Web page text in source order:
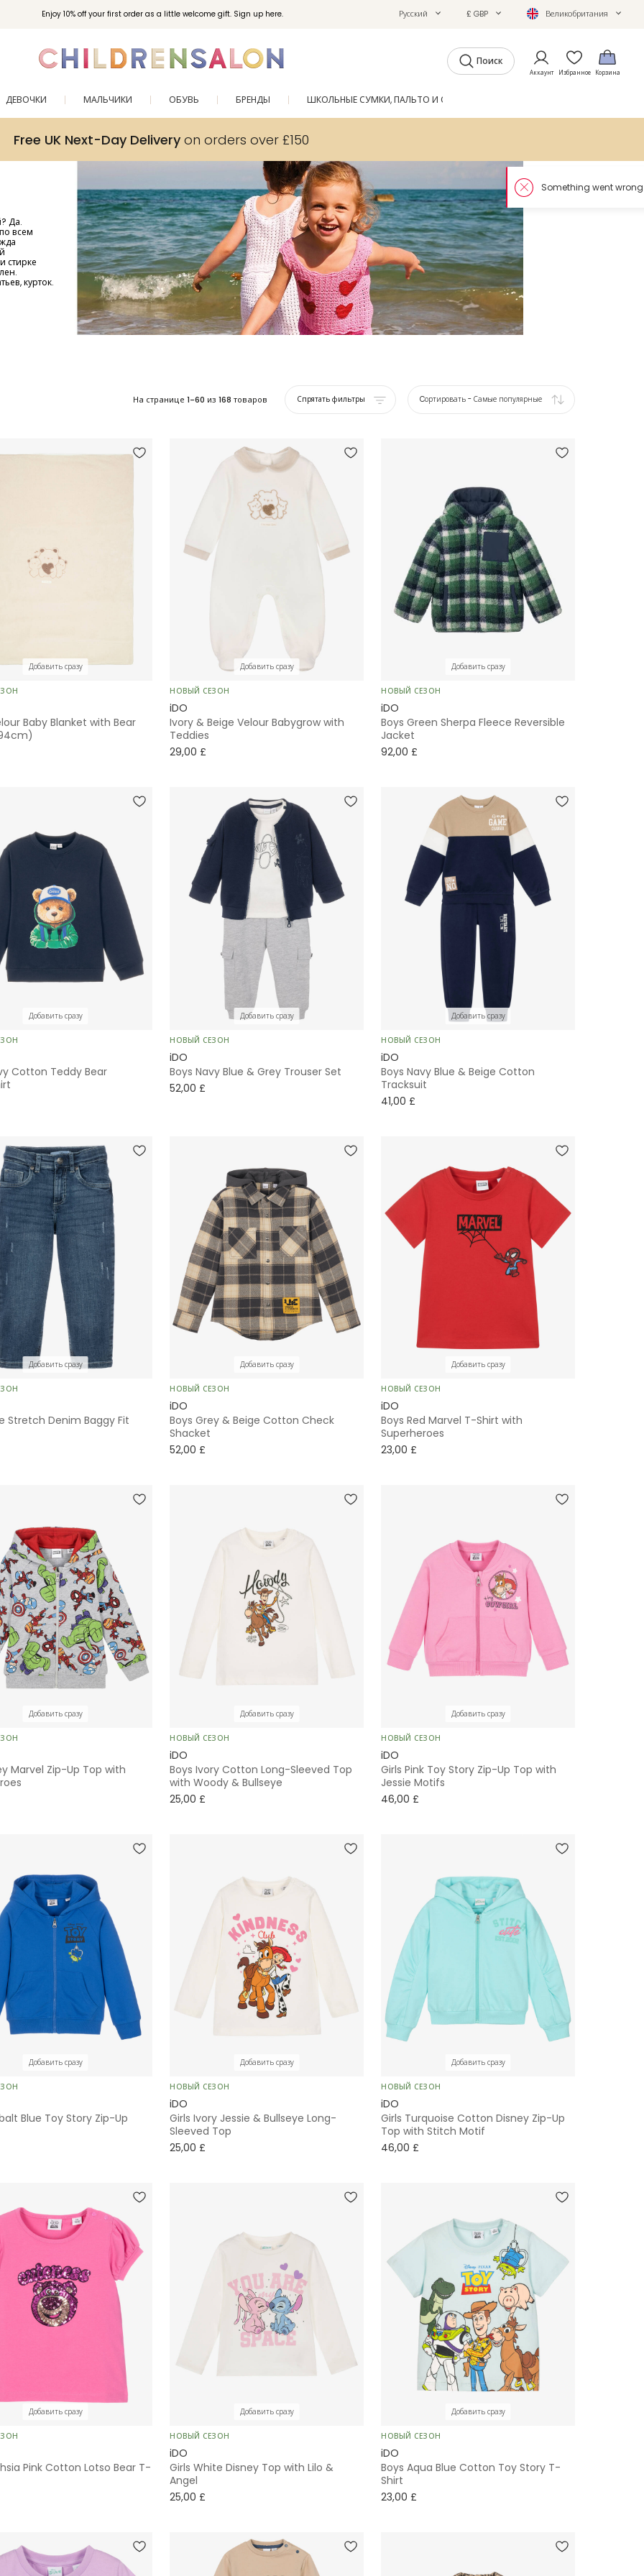
Enjoy 10% off your first order as a little welcome gift. Sign up here.
Вступайте в клуб Бонусы Childrensalon для эксклюзивных привилегий при покупках. Русский £ GBP Великобритания
Поиск
Аккаунт Избранное Корзина
ДЕВОЧКИ МАЛЬЧИКИ ОБУВЬ БРЕНДЫ ШКОЛЬНЫЕ СУМКИ, ПАЛЬТО И ОБУВЬ
Free UK Next-Day Deliveryon orders over £150
Да.
всем
стирке
курток.
На странице 1-60 из 168 товаров Спрятать фильтры Cортировать - Самые популярные
Добавить сразу
Baby Blanket with Bear
Добавить сразу
НОВЫЙ СЕЗОН
iDO
Ivory & Beige Velour Babygrow with
Teddies
29,00 £
Добавить сразу
НОВЫЙ СЕЗОН
iDO
Boys Green Sherpa Fleece Reversible
Jacket
92,00 £
Добавить сразу
Cotton Teddy Bear
Добавить сразу
НОВЫЙ СЕЗОН
iDO
Boys Navy Blue & Grey Trouser Set
52,00 £
Добавить сразу
НОВЫЙ СЕЗОН
iDO
Boys Navy Blue & Beige Cotton
Tracksuit
41,00 £
Добавить сразу
Stretch Denim Baggy Fit
Добавить сразу
НОВЫЙ СЕЗОН
iDO
Boys Grey & Beige Cotton Check
Shacket
52,00 £
Добавить сразу
НОВЫЙ СЕЗОН
iDO
Boys Red Marvel T-Shirt with
Superheroes
23,00 £
Добавить сразу
Marvel Zip-Up Top with
Добавить сразу
НОВЫЙ СЕЗОН
iDO
Boys Ivory Cotton Long-Sleeved Top
with Woody & Bullseye
25,00 £
Добавить сразу
НОВЫЙ СЕЗОН
iDO
Girls Pink Toy Story Zip-Up Top with
Jessie Motifs
46,00 £
Добавить сразу
Blue Toy Story Zip-Up
Добавить сразу
НОВЫЙ СЕЗОН
iDO
Girls Ivory Jessie & Bullseye Long-
Sleeved Top
25,00 £
Добавить сразу
НОВЫЙ СЕЗОН
iDO
Girls Turquoise Cotton Disney Zip-Up
Top with Stitch Motif
46,00 £
Добавить сразу
Pink Cotton Lotso Bear T-
Добавить сразу
НОВЫЙ СЕЗОН
iDO
Girls White Disney Top with Lilo &
Angel
25,00 £
Добавить сразу
НОВЫЙ СЕЗОН
iDO
Boys Aqua Blue Cotton Toy Story T-
Shirt
23,00 £